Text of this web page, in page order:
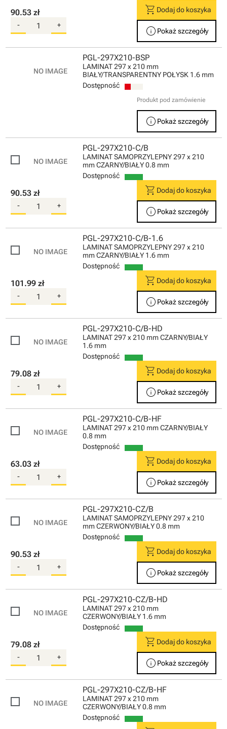
90.53 zł
- +
shopping_cart Dodaj do koszyka
info Pokaż szczegóły
PGL-297X210-BSP
LAMINAT 297 x 210 mm
BIAŁY/TRANSPARENTNY POŁYSK 1.6 mm
Dostępność
Produkt pod zamówienie
info Pokaż szczegóły
PGL-297X210-C/B
LAMINAT SAMOPRZYLEPNY 297 x 210
mm CZARNY/BIAŁY 0.8 mm
Dostępność
90.53 zł
- +
shopping_cart Dodaj do koszyka
info Pokaż szczegóły
PGL-297X210-C/B-1.6
LAMINAT SAMOPRZYLEPNY 297 x 210
mm CZARNY/BIAŁY 1.6 mm
Dostępność
101.99 zł
- +
shopping_cart Dodaj do koszyka
info Pokaż szczegóły
PGL-297X210-C/B-HD
LAMINAT 297 x 210 mm CZARNY/BIAŁY
1.6 mm
Dostępność
79.08 zł
- +
shopping_cart Dodaj do koszyka
info Pokaż szczegóły
PGL-297X210-C/B-HF
LAMINAT 297 x 210 mm CZARNY/BIAŁY
0.8 mm
Dostępność
63.03 zł
- +
shopping_cart Dodaj do koszyka
info Pokaż szczegóły
PGL-297X210-CZ/B
LAMINAT SAMOPRZYLEPNY 297 x 210
mm CZERWONY/BIAŁY 0.8 mm
Dostępność
90.53 zł
- +
shopping_cart Dodaj do koszyka
info Pokaż szczegóły
PGL-297X210-CZ/B-HD
LAMINAT 297 x 210 mm
CZERWONY/BIAŁY 1.6 mm
Dostępność
79.08 zł
- +
shopping_cart Dodaj do koszyka
info Pokaż szczegóły
PGL-297X210-CZ/B-HF
LAMINAT 297 x 210 mm
CZERWONY/BIAŁY 0.8 mm
Dostępność